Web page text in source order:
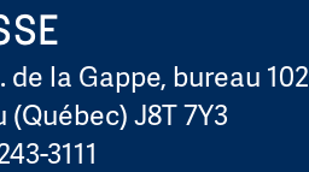
de la Gappe, bureau 102
J8T 7Y3
3111